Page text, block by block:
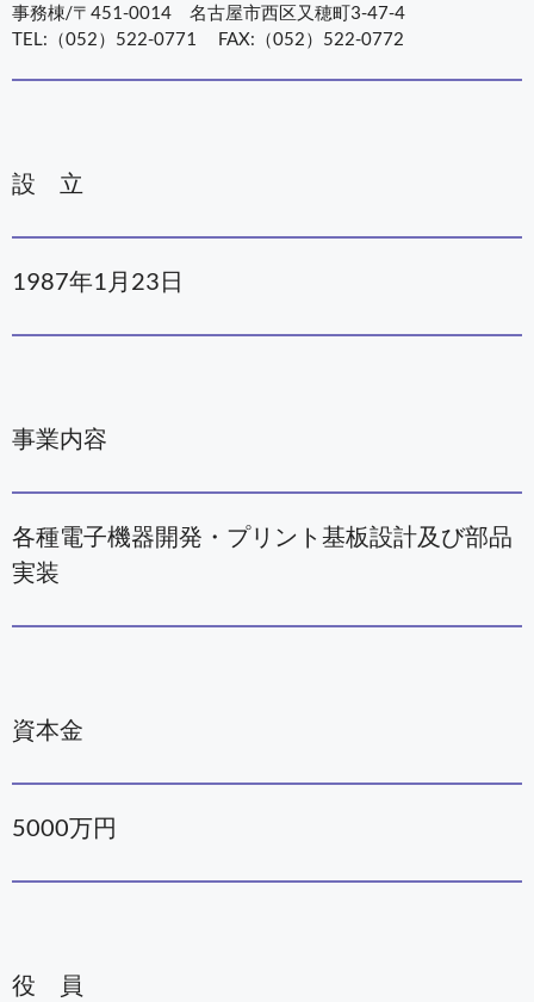
事務棟/〒451-0014 名古屋市西区又穂町3-47-4
TEL:（052）522-0771 FAX:（052）522-0772
設 立
1987年1月23日
事業内容
各種電子機器開発・プリント基板設計及び部品
実装
資本金
5000万円
役 員